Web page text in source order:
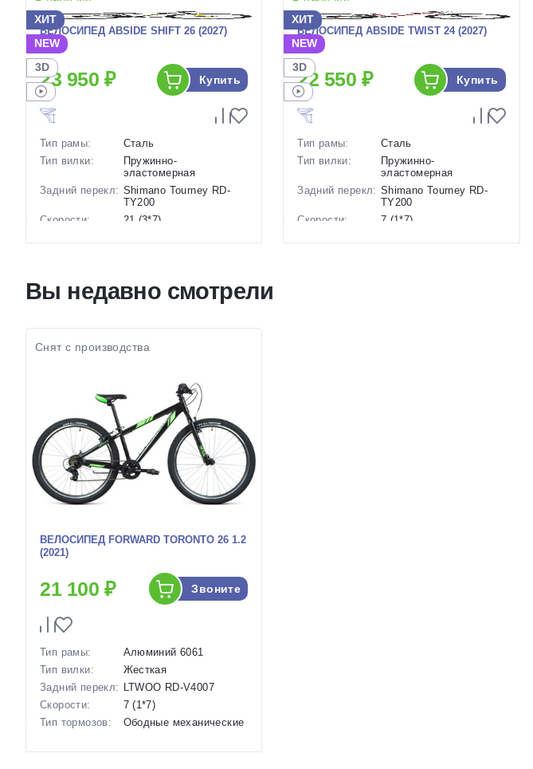
ХИТ
NEW
3D
ВЕЛОСИПЕД ABSIDE SHIFT 26 (2027)
23 950 ₽ Купить
Тип рамы:
Сталь
Тип вилки:
Пружинно-
эластомерная
Задний перекл: Shimano Tourney RD-
TY200
Скорости:
21 (3*7)
колес:
Цвет-размер в
14 Черный
ХИТ
NEW
3D
ВЕЛОСИПЕД ABSIDE TWIST 24 (2027)
22 550 ₽ Купить
Тип рамы:
Сталь
Тип вилки:
Пружинно-
эластомерная
Задний перекл: Shimano Tourney RD-
TY200
Скорости:
7 (1*7)
Вы недавно смотрели
Снят с производства
ВЕЛОСИПЕД FORWARD TORONTO 26 1.2
(2021)
21 100 ₽ Звоните
Тип рамы:
Алюминий 6061
Тип вилки:
Жесткая
Задний перекл: LTWOO RD-V4007
Скорости:
7 (1*7)
Тип тормозов:
Ободные механические